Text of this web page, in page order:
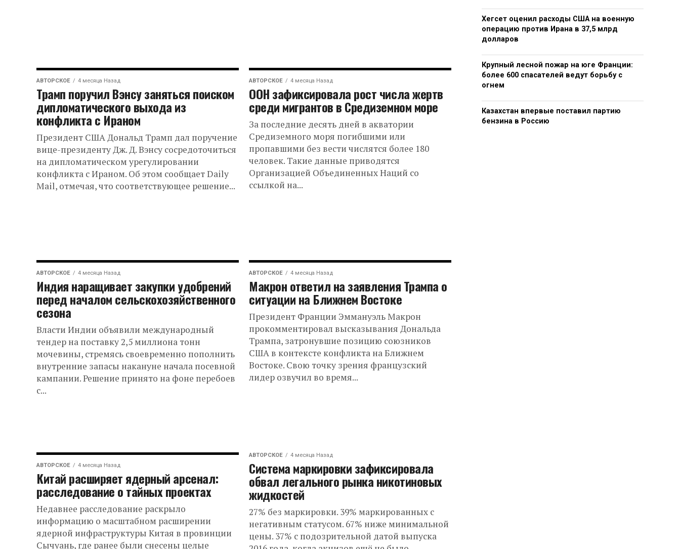
АВТОРСКОЕ 4 месяца Назад
Трамп поручил Вэнсу заняться поиском
дипломатического выхода из
конфликта с Ираном
Президент США Дональд Трамп дал поручение
вице-президенту Дж. Д. Вэнсу сосредоточиться
на дипломатическом урегулировании
конфликта с Ираном. Об этом сообщает Daily
Mail, отмечая, что соответствующее решение...
АВТОРСКОЕ 4 месяца Назад
ООН зафиксировала рост числа жертв
среди мигрантов в Средиземном море
За последние десять дней в акватории
Средиземного моря погибшими или
пропавшими без вести числятся более 180
человек. Такие данные приводятся
Организацией Объединенных Наций со
ссылкой на...
АВТОРСКОЕ 4 месяца Назад
Индия наращивает закупки удобрений
перед началом сельскохозяйственного
сезона
Власти Индии объявили международный
тендер на поставку 2,5 миллиона тонн
мочевины, стремясь своевременно пополнить
внутренние запасы накануне начала посевной
кампании. Решение принято на фоне перебоев
с...
АВТОРСКОЕ 4 месяца Назад
Макрон ответил на заявления Трампа о
ситуации на Ближнем Востоке
Президент Франции Эммануэль Макрон
прокомментировал высказывания Дональда
Трампа, затронувшие позицию союзников
США в контексте конфликта на Ближнем
Востоке. Свою точку зрения французский
лидер озвучил во время...
АВТОРСКОЕ 4 месяца Назад
Китай расширяет ядерный арсенал:
расследование о тайных проектах
Недавнее расследование раскрыло
информацию о масштабном расширении
ядерной инфраструктуры Китая в провинции
Сычуань, где ранее были снесены целые
АВТОРСКОЕ 4 месяца Назад
Система маркировки зафиксировала
обвал легального рынка никотиновых
жидкостей
27% без маркировки. 39% маркированных с
негативным статусом. 67% ниже минимальной
цены. 37% с подозрительной датой выпуска
Хегсет оценил расходы США на военную
операцию против Ирана в 37,5 млрд
долларов
Крупный лесной пожар на юге Франции:
более 600 спасателей ведут борьбу с
огнем
Казахстан впервые поставил партию
бензина в Россию